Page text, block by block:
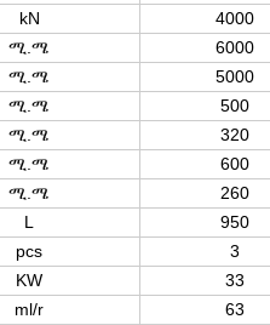
kN
4000
ሚ.ሜ
6000
ሚ.ሜ
5000
ሚ.ሜ
500
ሚ.ሜ
320
ሚ.ሜ
600
ሚ.ሜ
260
L
950
pcs
3
KW
33
ml/r
63